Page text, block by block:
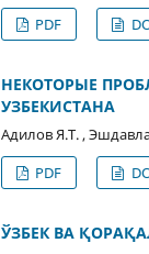
PDF
НЕКОТОРЫЕ
УЗБЕКИСТАНА
Адилов Я.Т. ,
PDF
ЎЗБЕК ВА